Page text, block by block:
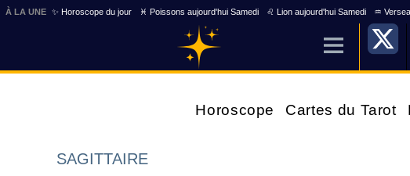
À LA UNE ✨ Horoscope du jour ♓ Poissons aujourd'hui Samedi ♌ Lion aujourd'hui Samedi ♒
Horoscope Cartes du Tarot
SAGITTAIRE